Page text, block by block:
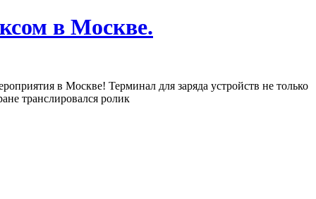
в Москве.
в Москве! Терминал для заряда устройств не только
транслировался ролик